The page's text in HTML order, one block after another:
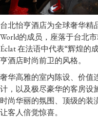
台北怡亨酒店为全球奢华精
World的成员，座落于台北
Éclat 在法语中代表“辉煌的
亨酒店时尚前卫的风格。
奢华高雅的室内陈设、价值
计，以及极尽豪华的客房设
时尚华丽的氛围、顶级的装
让客人倍觉惊喜。